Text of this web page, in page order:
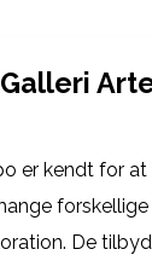
er kendt for
De